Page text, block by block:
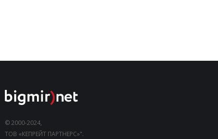
© 2000-2024,
ТОВ «КЕПРЕЙТ ПАРТНЕРС»".